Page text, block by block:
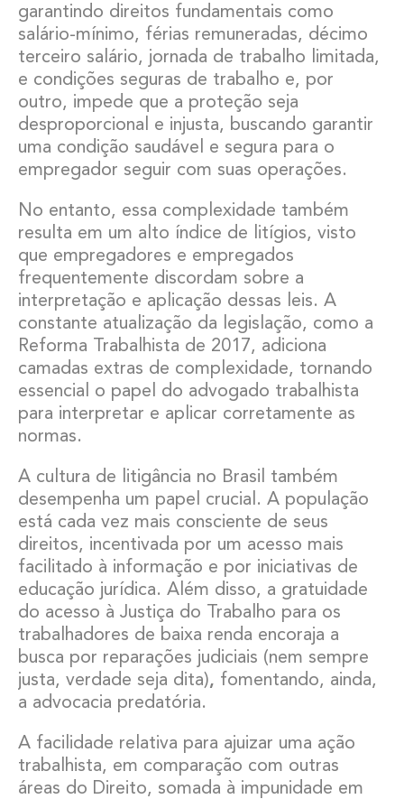
garantindo direitos fundamentais como
salário-mínimo, férias remuneradas, décimo
terceiro salário, jornada de trabalho limitada,
e condições seguras de trabalho e, por
outro, impede que a proteção seja
desproporcional e injusta, buscando garantir
uma condição saudável e segura para o
empregador seguir com suas operações.
No entanto, essa complexidade também
resulta em um alto índice de litígios, visto
que empregadores e empregados
frequentemente discordam sobre a
interpretação e aplicação dessas leis. A
constante atualização da legislação, como a
Reforma Trabalhista de 2017, adiciona
camadas extras de complexidade, tornando
essencial o papel do advogado trabalhista
para interpretar e aplicar corretamente as
normas.
A cultura de litigância no Brasil também
desempenha um papel crucial. A população
está cada vez mais consciente de seus
direitos, incentivada por um acesso mais
facilitado à informação e por iniciativas de
educação jurídica. Além disso, a gratuidade
do acesso à Justiça do Trabalho para os
trabalhadores de baixa renda encoraja a
busca por reparações judiciais (nem sempre
justa, verdade seja dita), fomentando, ainda,
a advocacia predatória.
A facilidade relativa para ajuizar uma ação
trabalhista, em comparação com outras
áreas do Direito, somada à impunidade em